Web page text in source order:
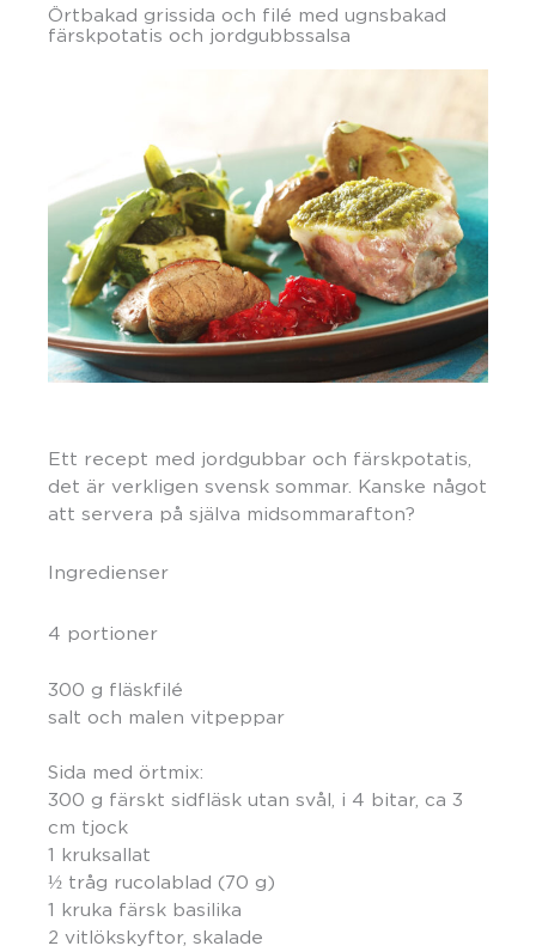
Örtbakad grissida och filé med ugnsbakad
färskpotatis och jordgubbssalsa
Ett recept med jordgubbar och färskpotatis,
det är verkligen svensk sommar. Kanske något
att servera på själva midsommarafton?
Ingredienser
4 portioner
300 g fläskfilé
salt och malen vitpeppar
Sida med örtmix:
300 g färskt sidfläsk utan svål, i 4 bitar, ca 3
cm tjock
1 kruksallat
½ tråg rucolablad (70 g)
1 kruka färsk basilika
2 vitlökskyftor, skalade